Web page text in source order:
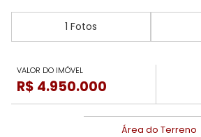
1 Fotos
VALOR DO IMÓVEL
R$ 4.950.000
Área do Terreno